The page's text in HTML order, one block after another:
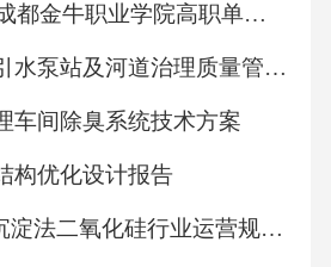
沟通关系，提高客户满
2026年四川成都金牛职业学院高职单招职业适应性测试考试模拟试卷含答案详解【B卷】
城市更新中引水泵站及河道治理质量管控逻辑
车间除臭系统技术方案
构优化设计报告
2026-2030-沉淀法二氧化硅行业运营规划及投资前景专项调研研究报告